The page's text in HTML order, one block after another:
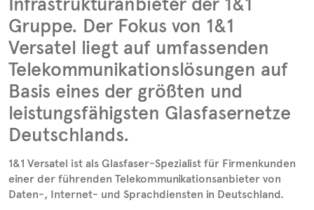
Gruppe. Der Fokus von 1&1
Versatel liegt auf umfassenden
Telekommunikationslösungen auf
Basis eines der größten und
leistungsfähigsten Glasfasernetze
Deutschlands.
1&1 Versatel ist als Glasfaser-Spezialist für Firmenkunden
einer der führenden Telekommunikationsanbieter von
Daten-, Internet- und Sprachdiensten in Deutschland.